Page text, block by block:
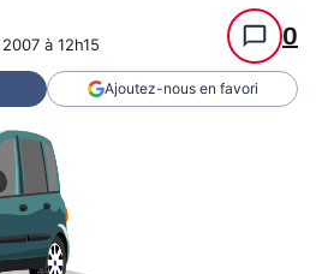
à 12h15 0
Ajoutez-nous en favori